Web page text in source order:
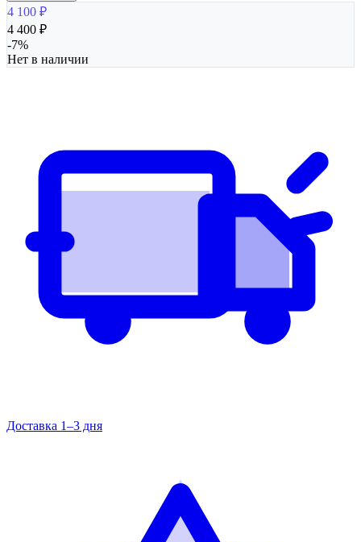
4 100 ₽
4 400 ₽
-7%
Нет в наличии
Доставка 1–3 дня